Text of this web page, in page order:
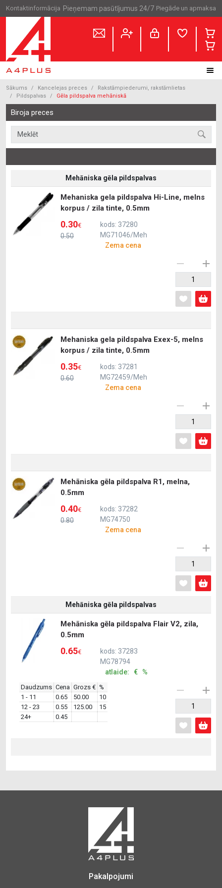
Kontaktinformācija Pieņemam pasūtījumus 24/7 Piegāde un apmaksa
Sākums Kancelejas preces
Rakstāmpiederumi, rakstāmlietas
Pildspalvas
Gēla pildspalva mehāniskā
Biroja preces
Mehāniska gēla pildspalvas
Mehaniska gela pildspalva Hi-Line, melns
korpus / zila tinte, 0.5mm
0.50
0.30€
kods: 37280
MG71046/Meh
Zema cena
Mehaniska gela pildspalva Exex-5, melns
korpus / zila tinte, 0.5mm
0.60
0.35€
kods: 37281
MG72459/Meh
Zema cena
Mehāniska gēla pildspalva R1, melna,
0.5mm
0.80
0.40€
kods: 37282
MG74750
Zema cena
Mehāniska gēla pildspalvas
Mehāniska gēla pildspalva Flair V2, zila,
0.5mm
0.65€
kods: 37283
MG78794
atlaide: € %
Daudzums Cena Grozs € %
1 - 11
0.65 50.00
10
12 - 23
0.55 125.00
15
24+
0.45
Pakalpojumi